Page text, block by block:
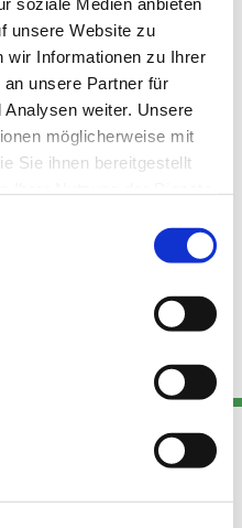
unsere Website zu
wir Informationen zu Ihrer
unsere Partner für
weiter. Unsere
möglicherweise mit
Sie ihnen bereitgestellt
Kont
Links